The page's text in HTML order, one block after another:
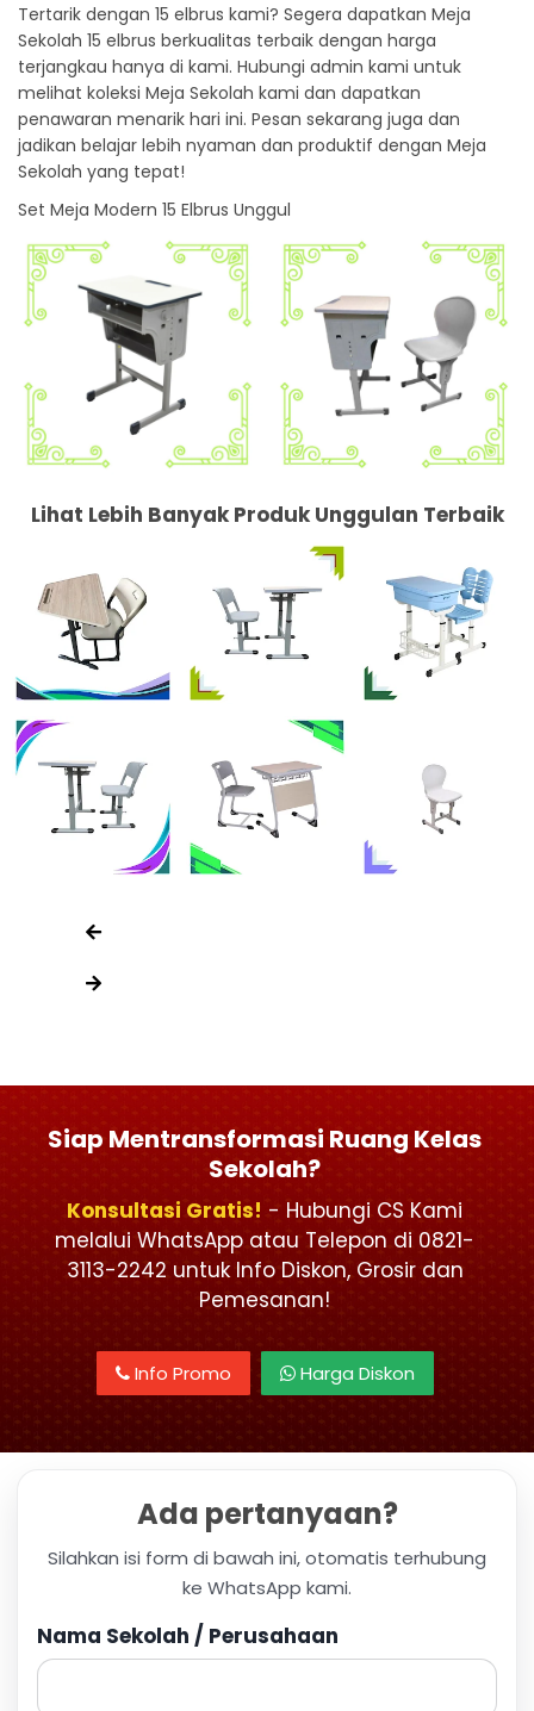
Tertarik dengan 15 elbrus kami? Segera dapatkan Meja
Sekolah 15 elbrus berkualitas terbaik dengan harga
terjangkau hanya di kami. Hubungi admin kami untuk
melihat koleksi Meja Sekolah kami dan dapatkan
penawaran menarik hari ini. Pesan sekarang juga dan
jadikan belajar lebih nyaman dan produktif dengan Meja
Sekolah yang tepat!
Set Meja Modern 15 Elbrus Unggul
Lihat Lebih Banyak Produk Unggulan Terbaik
Siap Mentransformasi Ruang Kelas
Sekolah?
Konsultasi Gratis! - Hubungi CS Kami
melalui WhatsApp atau Telepon di 0821-
3113-2242 untuk Info Diskon, Grosir dan
Pemesanan!
Info Promo Harga Diskon
Ada pertanyaan?
Silahkan isi form di bawah ini, otomatis terhubung
ke WhatsApp kami.
Nama Sekolah / Perusahaan